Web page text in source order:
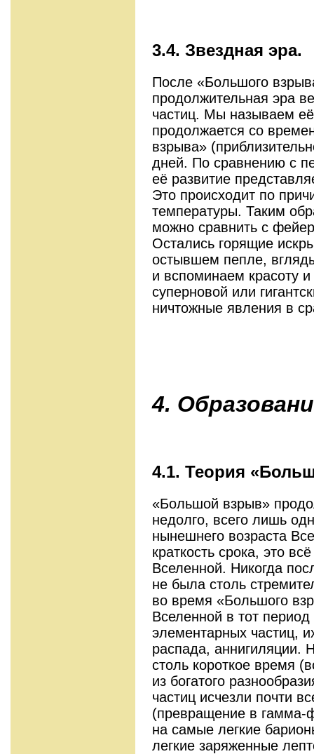
3.4. Звездная эра.
После «Большого
продолжительная эра
частиц. Мы называем
продолжается со
взрыва»
дней. По сравнению с
её развитие
Это происходит по
температуры. Таким
можно сравнить с
Остались горящие
остывшем пепле,
и вспоминаем красоту
суперновой или
ничтожные явления в
4.
4.1. Теория
«Большой взрыв»
недолго, всего лишь
нынешнего возраста
краткость срока, это
Вселенной. Никогда
не была столь
во время «Большого
Вселенной в тот
элементарных частиц,
распада, аннигиляции.
столь короткое время
из богатого
частиц исчезли почти
(превращение в гамма-
на самые легкие
легкие заряженные